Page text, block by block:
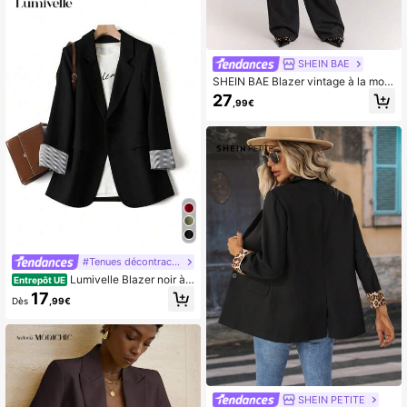
#Tenues décontractées
Entrepôt UE Lumivelle Blazer noir à
manches longues, col cranté et ray
ures gris contrastées pour femmes
Dès 17 ,99€
SHEIN BAE
SHEIN BAE Blazer vintage à la mod
e avec col montant et boutons gren
ouille
27 ,99€
SHEIN PETITE